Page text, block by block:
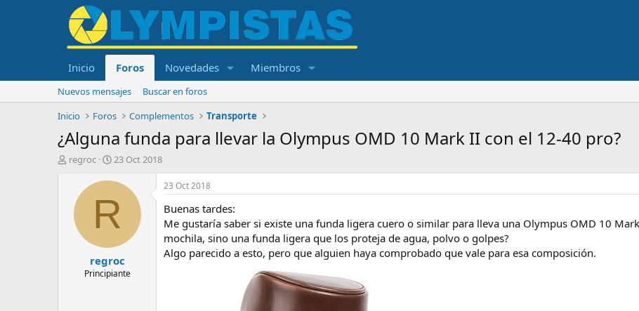
Inicio Foros Novedades Miembros
Nuevos mensajes
Buscar en foros
Inicio
Foros Complementos Transporte
¿Alguna funda para llevar la Olympus OMD 10 Mark II con el 12-40 pro?
Iregroc
F
c
a
d
i
n
i
23 Oct 2018
R
regroc
Principiante
23 Oct 2018
Buenas tardes:
Me gustaría saber si existe una funda ligera cuero o similar para lleva una Olympus OMD 10
mochila, sino una funda ligera que los proteja de agua, polvo o golpes?
Algo parecido a esto, pero que alguien haya comprobado que vale para esa composición.